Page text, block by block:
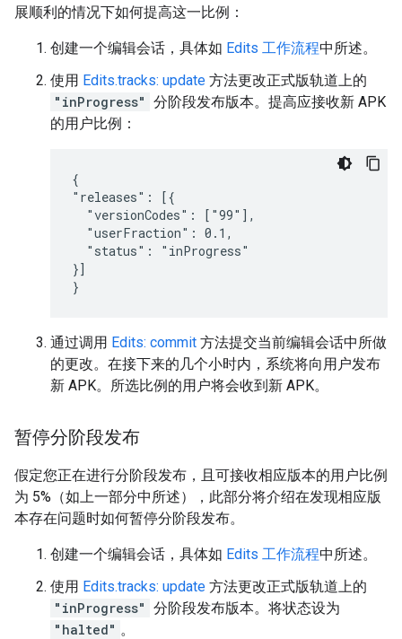
展顺利的情况下如何提高这一比例：
创建一个编辑会话，具体如 Edits 工作流程中所述。
使用 Edits.tracks: update 方法更改正式版轨道上的
"inProgress" 分阶段发布版本。提高应接收新 APK
的用户比例：
{
"releases": [{
  "versionCodes": ["99"],
  "userFraction": 0.1,
  "status": "inProgress"
}]
}
通过调用 Edits: commit 方法提交当前编辑会话中所做
的更改。在接下来的几个小时内，系统将向用户发布
新 APK。所选比例的用户将会收到新 APK。
暂停分阶段发布
假定您正在进行分阶段发布，且可接收相应版本的用户比例
为 5%（如上一部分中所述），此部分将介绍在发现相应版
本存在问题时如何暂停分阶段发布。
创建一个编辑会话，具体如 Edits 工作流程中所述。
使用 Edits.tracks: update 方法更改正式版轨道上的
"inProgress" 分阶段发布版本。将状态设为
"halted" 。